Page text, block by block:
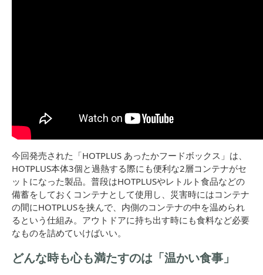
今回発売された「HOTPLUS あったかフードボックス」は、
HOTPLUS本体3個と過熱する際にも便利な2層コンテナがセ
ットになった製品。普段はHOTPLUSやレトルト食品などの
備蓄をしておくコンテナとして使用し、災害時にはコンテナ
の間にHOTPLUSを挟んで、内側のコンテナの中を温められ
るという仕組み。アウトドアに持ち出す時にも食料など必要
なものを詰めていけばいい。
どんな時も心も満たすのは「温かい食事」